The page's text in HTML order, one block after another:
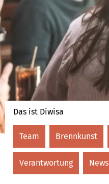
Das ist Diwisa
Team Brennkunst
Verantwortung News